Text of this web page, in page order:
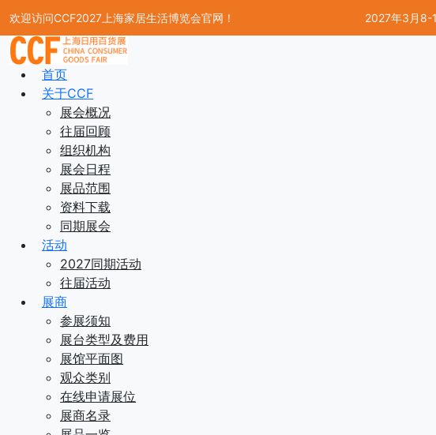
欢迎访问CCF2027上海家居生活博览会官网！ 2027年3月8-
首页
关于CCF
展会概况
往届回顾
组织机构
展会日程
展品范围
资料下载
同期展会
活动
2027同期活动
往届活动
展商
参展须知
展台类型及费用
展馆平面图
观众类别
在线申请展位
展商名录